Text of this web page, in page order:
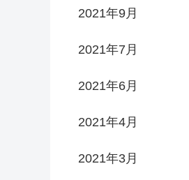
2021年9月
2021年7月
2021年6月
2021年4月
2021年3月